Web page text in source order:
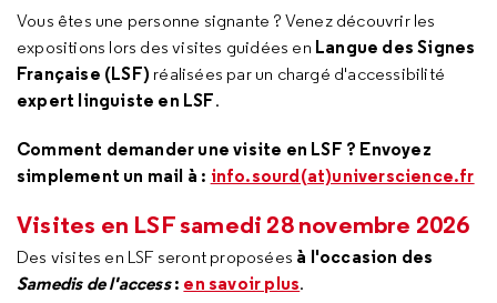
Vous êtes une personne signante ? Venez découvrir les
expositions lors des visites guidées en Langue des Signes
Française (LSF) réalisées par un chargé d'accessibilité
expert linguiste en LSF.
Comment demander une visite en LSF ? Envoyez
simplement un mail à : info.sourd(at)universcience.fr
Visites en LSF samedi 28 novembre 2026
Des visites en LSF seront proposées à l'occasion des
Samedis de l'access: en savoir plus.